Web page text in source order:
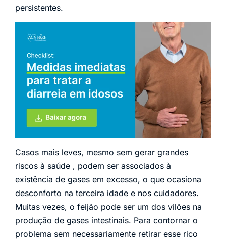
persistentes.
Casos mais leves, mesmo sem gerar grandes
riscos à saúde , podem ser associados à
existência de gases em excesso, o que ocasiona
desconforto na terceira idade e nos cuidadores.
Muitas vezes, o feijão pode ser um dos vilões na
produção de gases intestinais. Para contornar o
problema sem necessariamente retirar esse rico